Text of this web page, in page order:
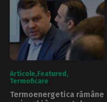
Articole Featured
Termoficare
Termoenergetica rămâne